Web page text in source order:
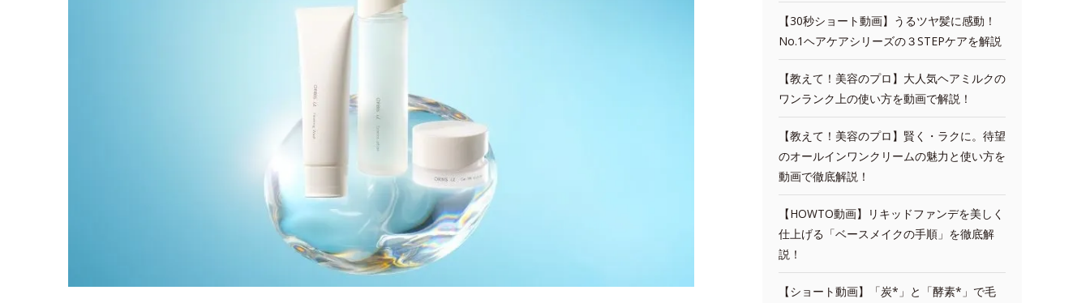
【30秒ショート動画】うるツヤ髪に感動！
No.1ヘアケアシリーズの３STEPケアを解説
【教えて！美容のプロ】大人気ヘアミルクの
ワンランク上の使い方を動画で解説！
【教えて！美容のプロ】賢く・ラクに。待望
のオールインワンクリームの魅力と使い方を
動画で徹底解説！
【HOWTO動画】リキッドファンデを美しく
仕上げる「ベースメイクの手順」を徹底解
説！
【ショート動画】「炭*」と「酵素*」で毛